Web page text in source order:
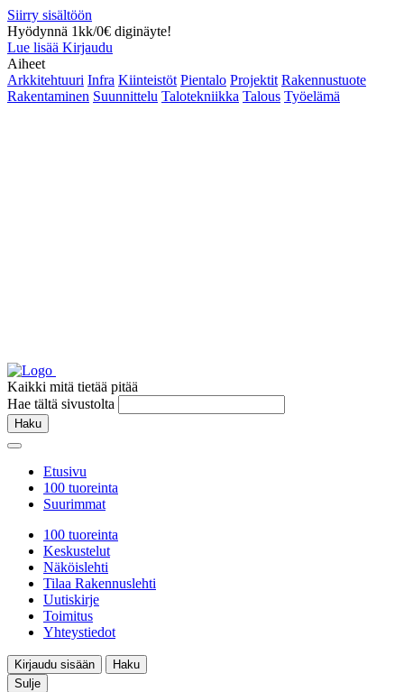
Siirry sisältöön
Hyödynnä 1kk/0€ diginäyte!
Lue lisää Kirjaudu
Aiheet
Arkkitehtuuri Infra Kiinteistöt Pientalo Projektit Rakennustuote
Rakentaminen Suunnittelu Talotekniikka Talous Työelämä
Kaikki mitä tietää pitää
Hae tältä sivustolta
Haku
Etusivu
100 tuoreinta
Suurimmat
100 tuoreinta
Keskustelut
Näköislehti
Tilaa Rakennuslehti
Uutiskirje
Toimitus
Yhteystiedot
Kirjaudu sisään
Haku
Sulje